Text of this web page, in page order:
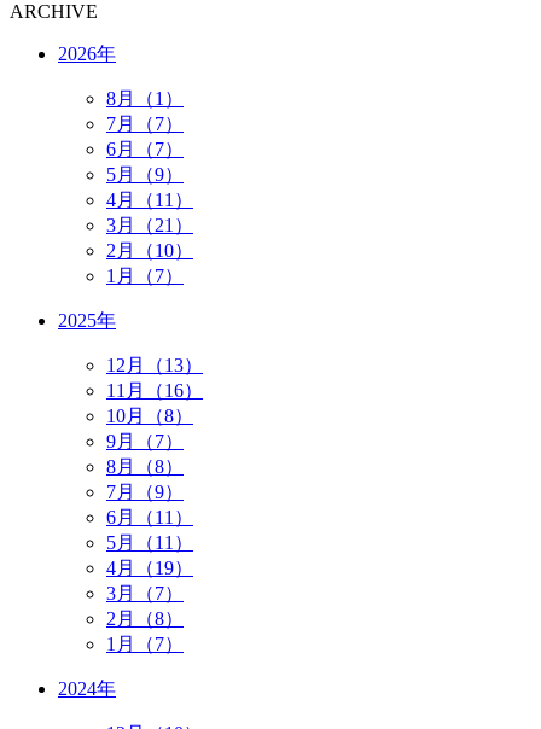
ARCHIVE
2026年
8月（1）
7月（7）
6月（7）
5月（9）
4月（11）
3月（21）
2月（10）
1月（7）
2025年
12月（13）
11月（16）
10月（8）
9月（7）
8月（8）
7月（9）
6月（11）
5月（11）
4月（19）
3月（7）
2月（8）
1月（7）
2024年